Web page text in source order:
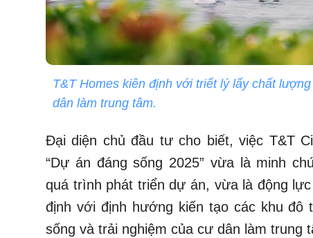
T&T Homes kiên định với triết lý lấy chất
dân làm trung tâm.
Đại diện chủ đầu tư cho biết, việc T&T
“Dự án đáng sống 2025” vừa là minh
quá trình phát triển dự án, vừa là động
định với định hướng kiến tạo các khu đô
sống và trải nghiệm của cư dân làm trung